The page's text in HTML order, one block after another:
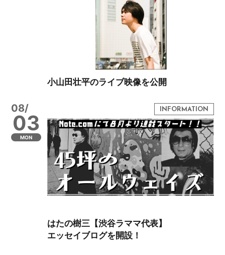
小山田壮平のライブ映像を公開
08/
03
MON
はたの樹三【渋谷ラママ代表】
エッセイブログを開設！